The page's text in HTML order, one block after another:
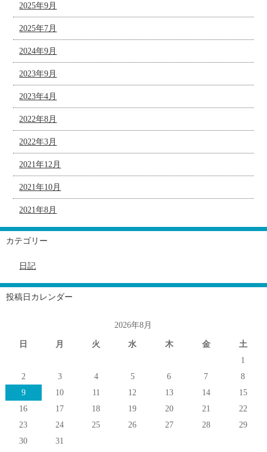
2025年9月
2025年7月
2024年9月
2023年9月
2023年4月
2022年8月
2022年3月
2021年12月
2021年10月
2021年8月
カテゴリー
日記
投稿日カレンダー
2026年8月
日 月 火 水 木 金
土
1
2
3 4 5 6 7
8
9
10 11 12 13 14
15
16
17 18 19 20 21
22
23
24 25 26 27 28
29
30
31